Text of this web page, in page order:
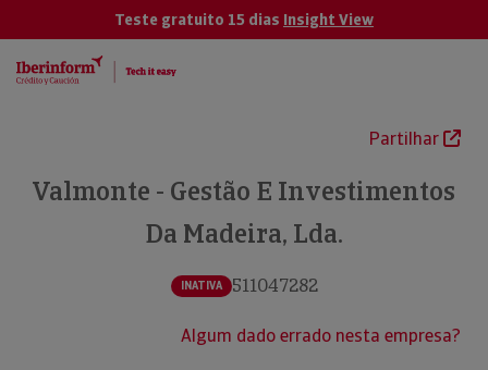
Teste gratuito 15 dias Insight View
Partilhar
Valmonte - Gestão E Investimentos
Da Madeira, Lda.
INATIVA 511047282
Algum dado errado nesta empresa?